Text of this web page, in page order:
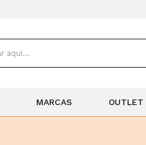
MARCAS OUTLET